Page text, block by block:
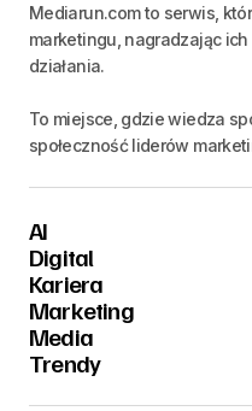
Mediarun.com to serwis,
marketingu, nagradzając
działania.
To miejsce, gdzie wiedza
społeczność liderów
AI
Digital
Kariera
Marketing
Media
Trendy